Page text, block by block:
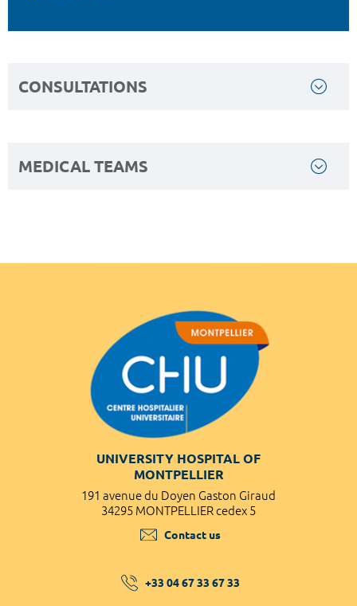
CONSULTATIONS
MEDICAL TEAMS
UNIVERSITY HOSPITAL OF
MONTPELLIER
191 avenue du Doyen Gaston Giraud
34295 MONTPELLIER cedex 5
Contact us
+33 04 67 33 67 33